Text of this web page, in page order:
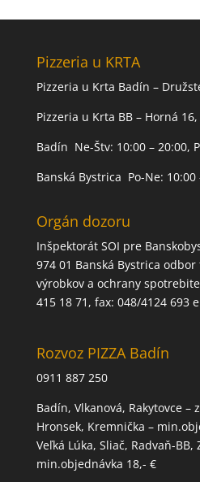
Pizzeria u KRTA
Pizzeria u Krta Badín –
Pizzeria u Krta BB – Horná
Badín Ne-Štv: 10:00 – 20:00,
Banská Bystrica Po-Ne: 10:00
Orgán dozoru
Inšpektorát SOI pre
974 01 Banská Bystrica
výrobkov a ochrany
415 18 71, fax: 048/4124 693
Rozvoz PIZZA Badín
0911 887 250
Badín, Vlkanová, Rakytovce –
Hronsek, Kremnička –
Veľká Lúka, Sliač, Radvaň-BB,
min.objednávka 18,- €